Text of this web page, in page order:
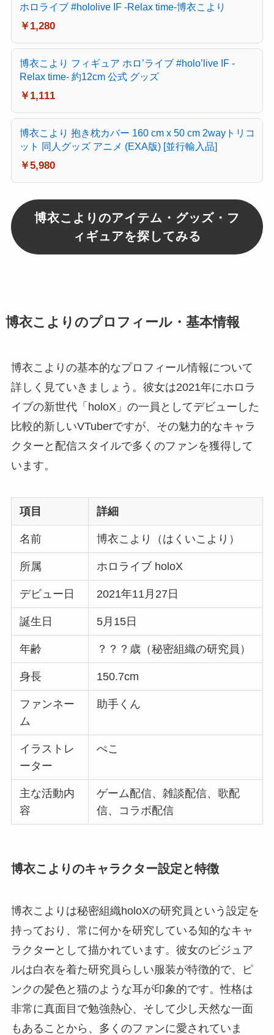
ホロライブ #hololive IF -Relax time-博衣こより
￥1,280
博衣こより フィギュア ホロ’ライブ #holo’live IF -
Relax time- 約12cm 公式 グッズ
￥1,111
博衣こより 抱き枕カバー 160 cm x 50 cm 2wayトリコ
ット 同人グッズ アニメ (EXA版) [並行輸入品]
￥5,980
博衣こよりのアイテム・グッズ・フ
ィギュアを探してみる
博衣こよりのプロフィール・基本情報
博衣こよりの基本的なプロフィール情報について
詳しく見ていきましょう。彼女は2021年にホロラ
イブの新世代「holoX」の一員としてデビューした
比較的新しいVTuberですが、その魅力的なキャラ
クターと配信スタイルで多くのファンを獲得して
います。
項目 詳細
名前 博衣こより（はくいこより）
所属 ホロライブ holoX
デビュー日 2021年11月27日
誕生日 5月15日
年齢 ？？？歳（秘密組織の研究員）
身長 150.7cm
ファンネー
ム
助手くん
イラストレ
ーター
ぺこ
主な活動内
容
ゲーム配信、雑談配信、歌配
信、コラボ配信
博衣こよりのキャラクター設定と特徴
博衣こよりは秘密組織holoXの研究員という設定を
持っており、常に何かを研究している知的なキャ
ラクターとして描かれています。彼女のビジュア
ルは白衣を着た研究員らしい服装が特徴的で、ピ
ンクの髪色と猫のような耳が印象的です。性格は
非常に真面目で勉強熱心、そして少し天然な一面
もあることから、多くのファンに愛されていま